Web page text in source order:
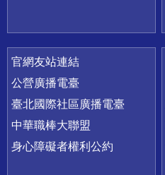
官網友站連結
公營廣播電臺
臺北國際社區廣播電臺
中華職棒大聯盟
身心障礙者權利公約